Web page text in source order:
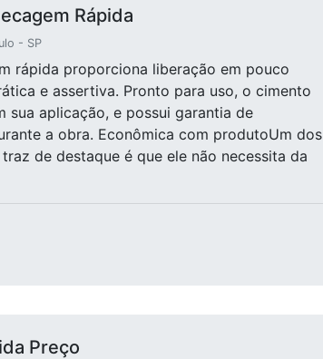
Rápida
- SP
rápida proporciona liberação em pouco
e assertiva. Pronto para uso, o cimento
sua aplicação, e possui garantia de
a obra. Econômica com produtoUm dos
de destaque é que ele não necessita da
Preço